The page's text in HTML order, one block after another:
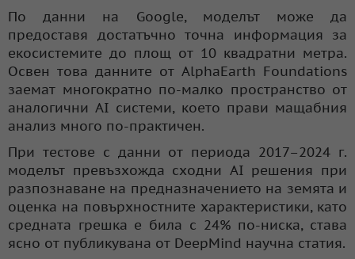
По данни на Google, моделът може да
предоставя достатъчно точна информация за
екосистемите до площ от 10 квадратни метра.
Освен това данните от AlphaEarth Foundations
заемат многократно по-малко пространство от
аналогични AI системи, което прави мащабния
анализ много по-практичен.
При тестове с данни от периода 2017–2024 г.
моделът превъзхожда сходни AI решения при
разпознаване на предназначението на земята и
оценка на повърхностните характеристики, като
средната грешка е била с 24% по-ниска, става
ясно от публикувана от DeepMind научна статия.